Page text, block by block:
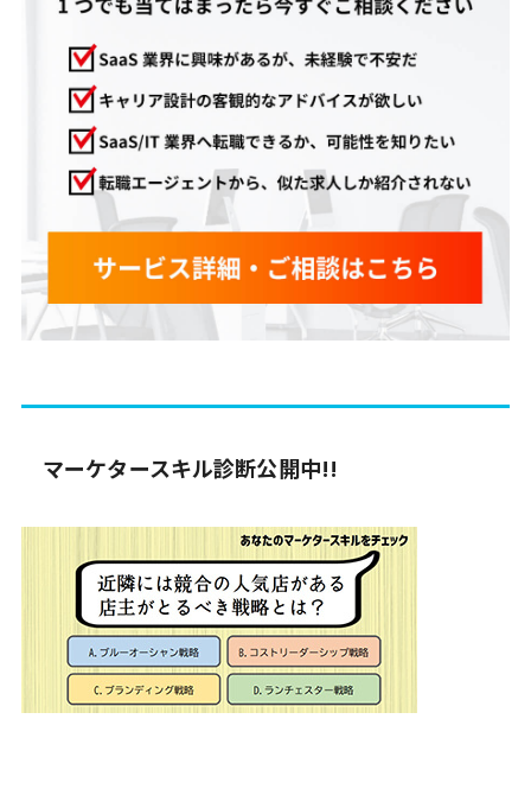
マーケタースキル診断公開中!!